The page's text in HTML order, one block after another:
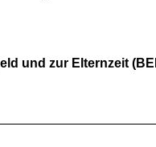
und zur Elternzeit